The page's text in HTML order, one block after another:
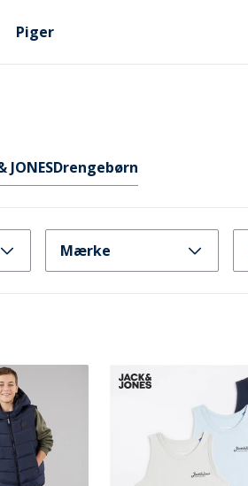
Piger
JONESDrengebørn
Mærke